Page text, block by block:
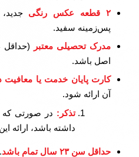
۲
قطعه عکس رنگی
پس‌زمینه سفید.
مدرک تحصیلی معتبر
(حداقل
اصل باشد.
کارت پایان خدمت یا معافیت
آن ارائه شود.
تذکر :
داشته باشد، ارائه
حداقل سن۲۳سال تمام باشد.